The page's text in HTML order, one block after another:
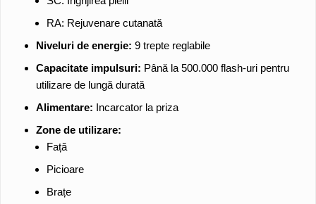
RA: Rejuvenare cutanată
Niveluri de energie: 9 trepte reglabile
Capacitate impulsuri: Până la 500.000 flash-uri pentru
utilizare de lungă durată
Alimentare: Incarcator la priza
Zone de utilizare:
Față
Picioare
Brațe